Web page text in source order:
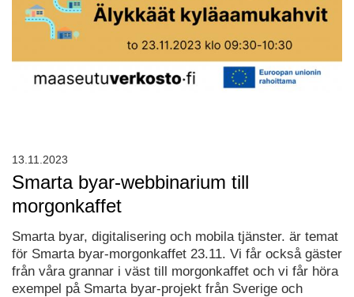
Smarta byar-webbinarium till
morgonkaffet
Smarta byar, digitalisering och mobila tjänster. är temat
för Smarta byar-morgonkaffet 23.11. Vi får också gäster
från våra grannar i väst till morgonkaffet och vi får höra
exempel på Smarta byar-projekt från Sverige och
13.11.2023